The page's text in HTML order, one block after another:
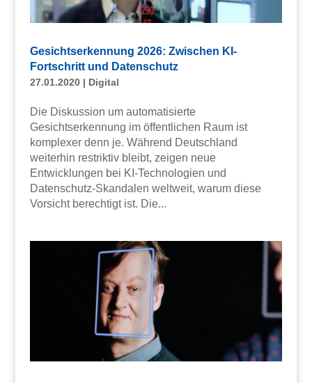
Gesichtserkennung 2026: Zwischen KI-
Fortschritt und Datenschutz
27.01.2020| Digital
Die Diskussion um automatisierte
Gesichtserkennung im öffentlichen Raum ist
komplexer denn je. Während Deutschland
weiterhin restriktiv bleibt, zeigen neue
Entwicklungen bei KI-Technologien und
Datenschutz-Skandalen weltweit, warum diese
Vorsicht berechtigt ist. Die...